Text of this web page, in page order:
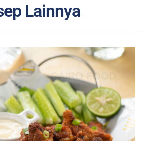
Lainnya